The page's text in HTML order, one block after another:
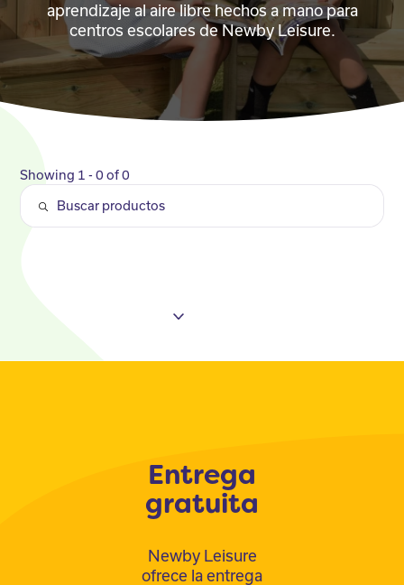
aprendizaje al aire libre hechos a mano para
centros escolares de Newby Leisure.
Showing 1 - 0 of 0
Entrega
gratuita
Newby Leisure
ofrece la entrega